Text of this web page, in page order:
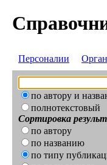
Персоналии
по автору и
полнотекстовый
Сортировка
по автору
по названию
по типу